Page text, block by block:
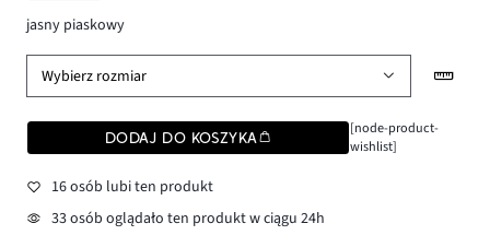
jasny piaskowy
Wybierz rozmiar
DODAJ DO KOSZYKA
[node-product-
wishlist]
16 osób lubi ten produkt
33 osób oglądało ten produkt w ciągu 24h